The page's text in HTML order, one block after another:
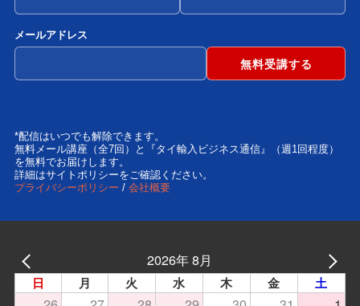
メールアドレス
*配信はいつでも解除できます。
無料メール講座（全7回）と『タイ輸入ビジネス通信』（週1回程度）
を無料でお届けします。
詳細はサイトポリシーをご確認ください。
プライバシーポリシー / 会社概要
2026年 8月
日 月 火 水 木 金 土